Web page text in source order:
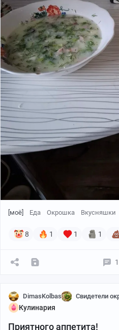
[моё] Еда Окрошка Вкусняшки
8 1 1 1
DimasKolbas Свидетели
Кулинария
Приятного аппетита!